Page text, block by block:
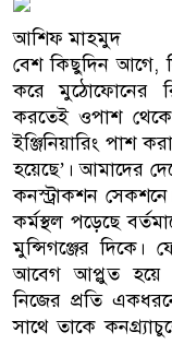
আশিফ মাহমুদ
বেশ কিছুদিন আগে,
করে মুঠোফোনের
করতেই ওপাশ থেকে
ইঞ্জিনিয়ারিং পাশ
হয়েছে’। আমাদের
কনস্ট্রাকশন
কর্মস্থল পড়েছে
মুন্সিগঞ্জের
আবেগ আপ্লুত হয়ে
নিজের প্রতি
সাথে তাকে